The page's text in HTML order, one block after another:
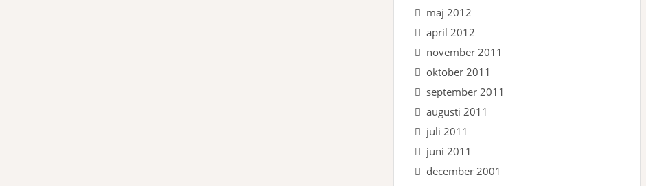
maj 2012
april 2012
november 2011
oktober 2011
september 2011
augusti 2011
juli 2011
juni 2011
december 2001